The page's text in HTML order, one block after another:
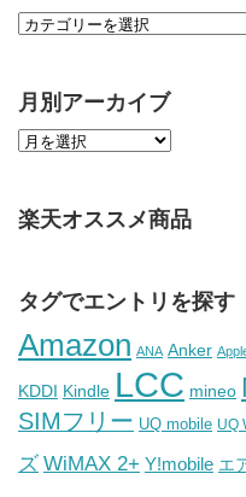
月別アーカイブ
楽天オススメ商品
タグでエントリを探す
Amazon ANA Anker
KDDI Kindle LCC mineo
SIMフリー UQ mobile UQ
ズ WiMAX 2+ Y!mobile エ